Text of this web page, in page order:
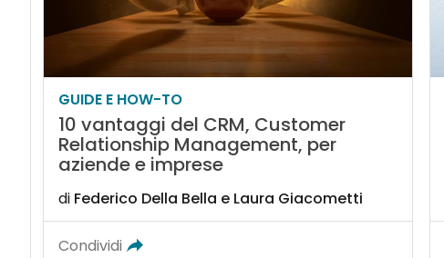
GUIDE E HOW-TO
10 vantaggi del CRM, Customer
Relationship Management, per
aziende e imprese
di Federico Della Bella e Laura Giacometti
Condividi